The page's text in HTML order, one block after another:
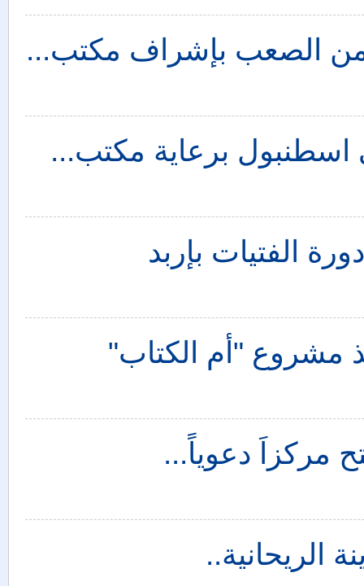
الصعب بإشراف مكتب...
اسطنبول برعاية مكتب...
الفتيات بإربد
مشروع "أم الكتاب"
مركزاَ دعوياً...
الريحانية..